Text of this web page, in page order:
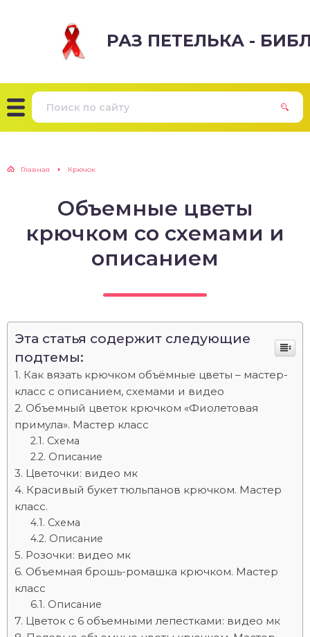
РАЗ ПЕТЕЛЬКА -
Главная Крючок
Объемные цветы
крючком со схемами и
описанием
Эта статья содержит следующие
подтемы:
Как вязать крючком объёмные цветы – мастер-
класс с описанием, схемами и видео
Объемный цветок крючком «Фиолетовая
примула». Мастер класс
Схема
Описание
Цветочки: видео мк
Красивый букет тюльпанов крючком. Мастер
класс.
Схема
Описание
Розочки: видео мк
Объемная брошь-ромашка крючком. Мастер
класс
Описание
Цветок с 6 объемными лепестками: видео мк